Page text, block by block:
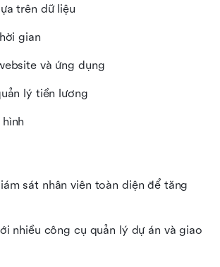
trên dữ liệu
gian
và ứng dụng
lý tiền lương
sát nhân viên toàn diện để tăng
nhiều công cụ quản lý dự án và giao